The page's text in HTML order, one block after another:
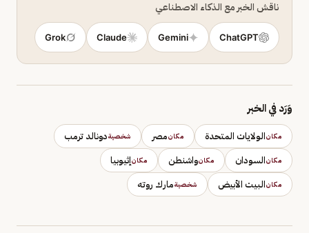
ناقش الخبر مع الذكاء الاصطناعي
ChatGPT
Gemini
Claude
Grok
وَرَد في الخبر
مكانالولايات المتحدة مكانمصر شخصيةدونالد ترمب
مكانالسودان مكانواشنطن مكانإثيوبيا
مكانالبيت الأبيض شخصيةمارك روته